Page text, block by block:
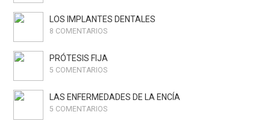
LOS IMPLANTES DENTALES
8 COMENTARIOS
PRÓTESIS FIJA
5 COMENTARIOS
LAS ENFERMEDADES DE LA ENCÍA
5 COMENTARIOS